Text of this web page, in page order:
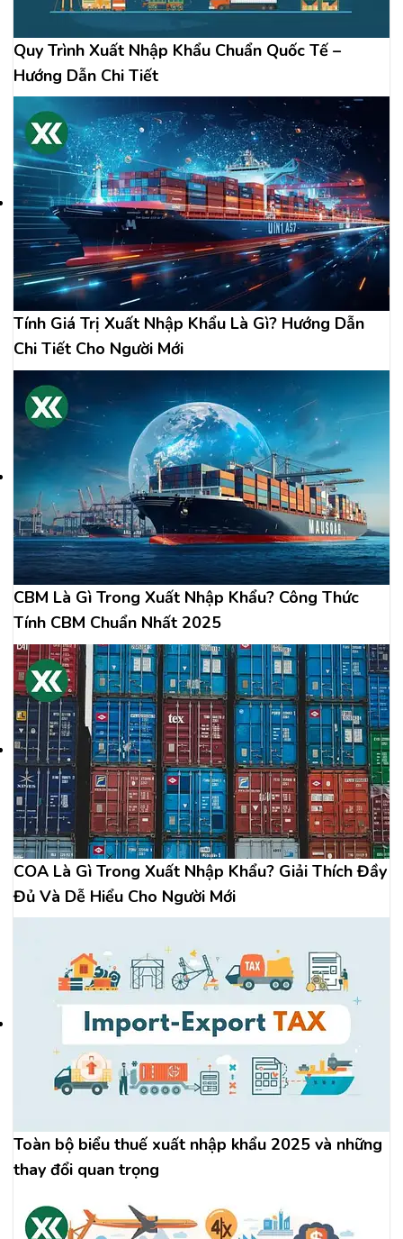
Quy Trình Xuất Nhập Khẩu Chuẩn Quốc Tế –
Hướng Dẫn Chi Tiết
Tính Giá Trị Xuất Nhập Khẩu Là Gì? Hướng Dẫn
Chi Tiết Cho Người Mới
CBM Là Gì Trong Xuất Nhập Khẩu? Công Thức
Tính CBM Chuẩn Nhất 2025
COA Là Gì Trong Xuất Nhập Khẩu? Giải Thích Đầy
Đủ Và Dễ Hiểu Cho Người Mới
Toàn bộ biểu thuế xuất nhập khẩu 2025 và những
thay đổi quan trọng